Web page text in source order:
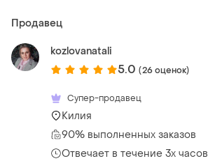
Продавец
kozlovanatali
5.0 (26 оценок)
Супер-продавец
Килия
90% выполненных заказов
Отвечает в течение 3х часов